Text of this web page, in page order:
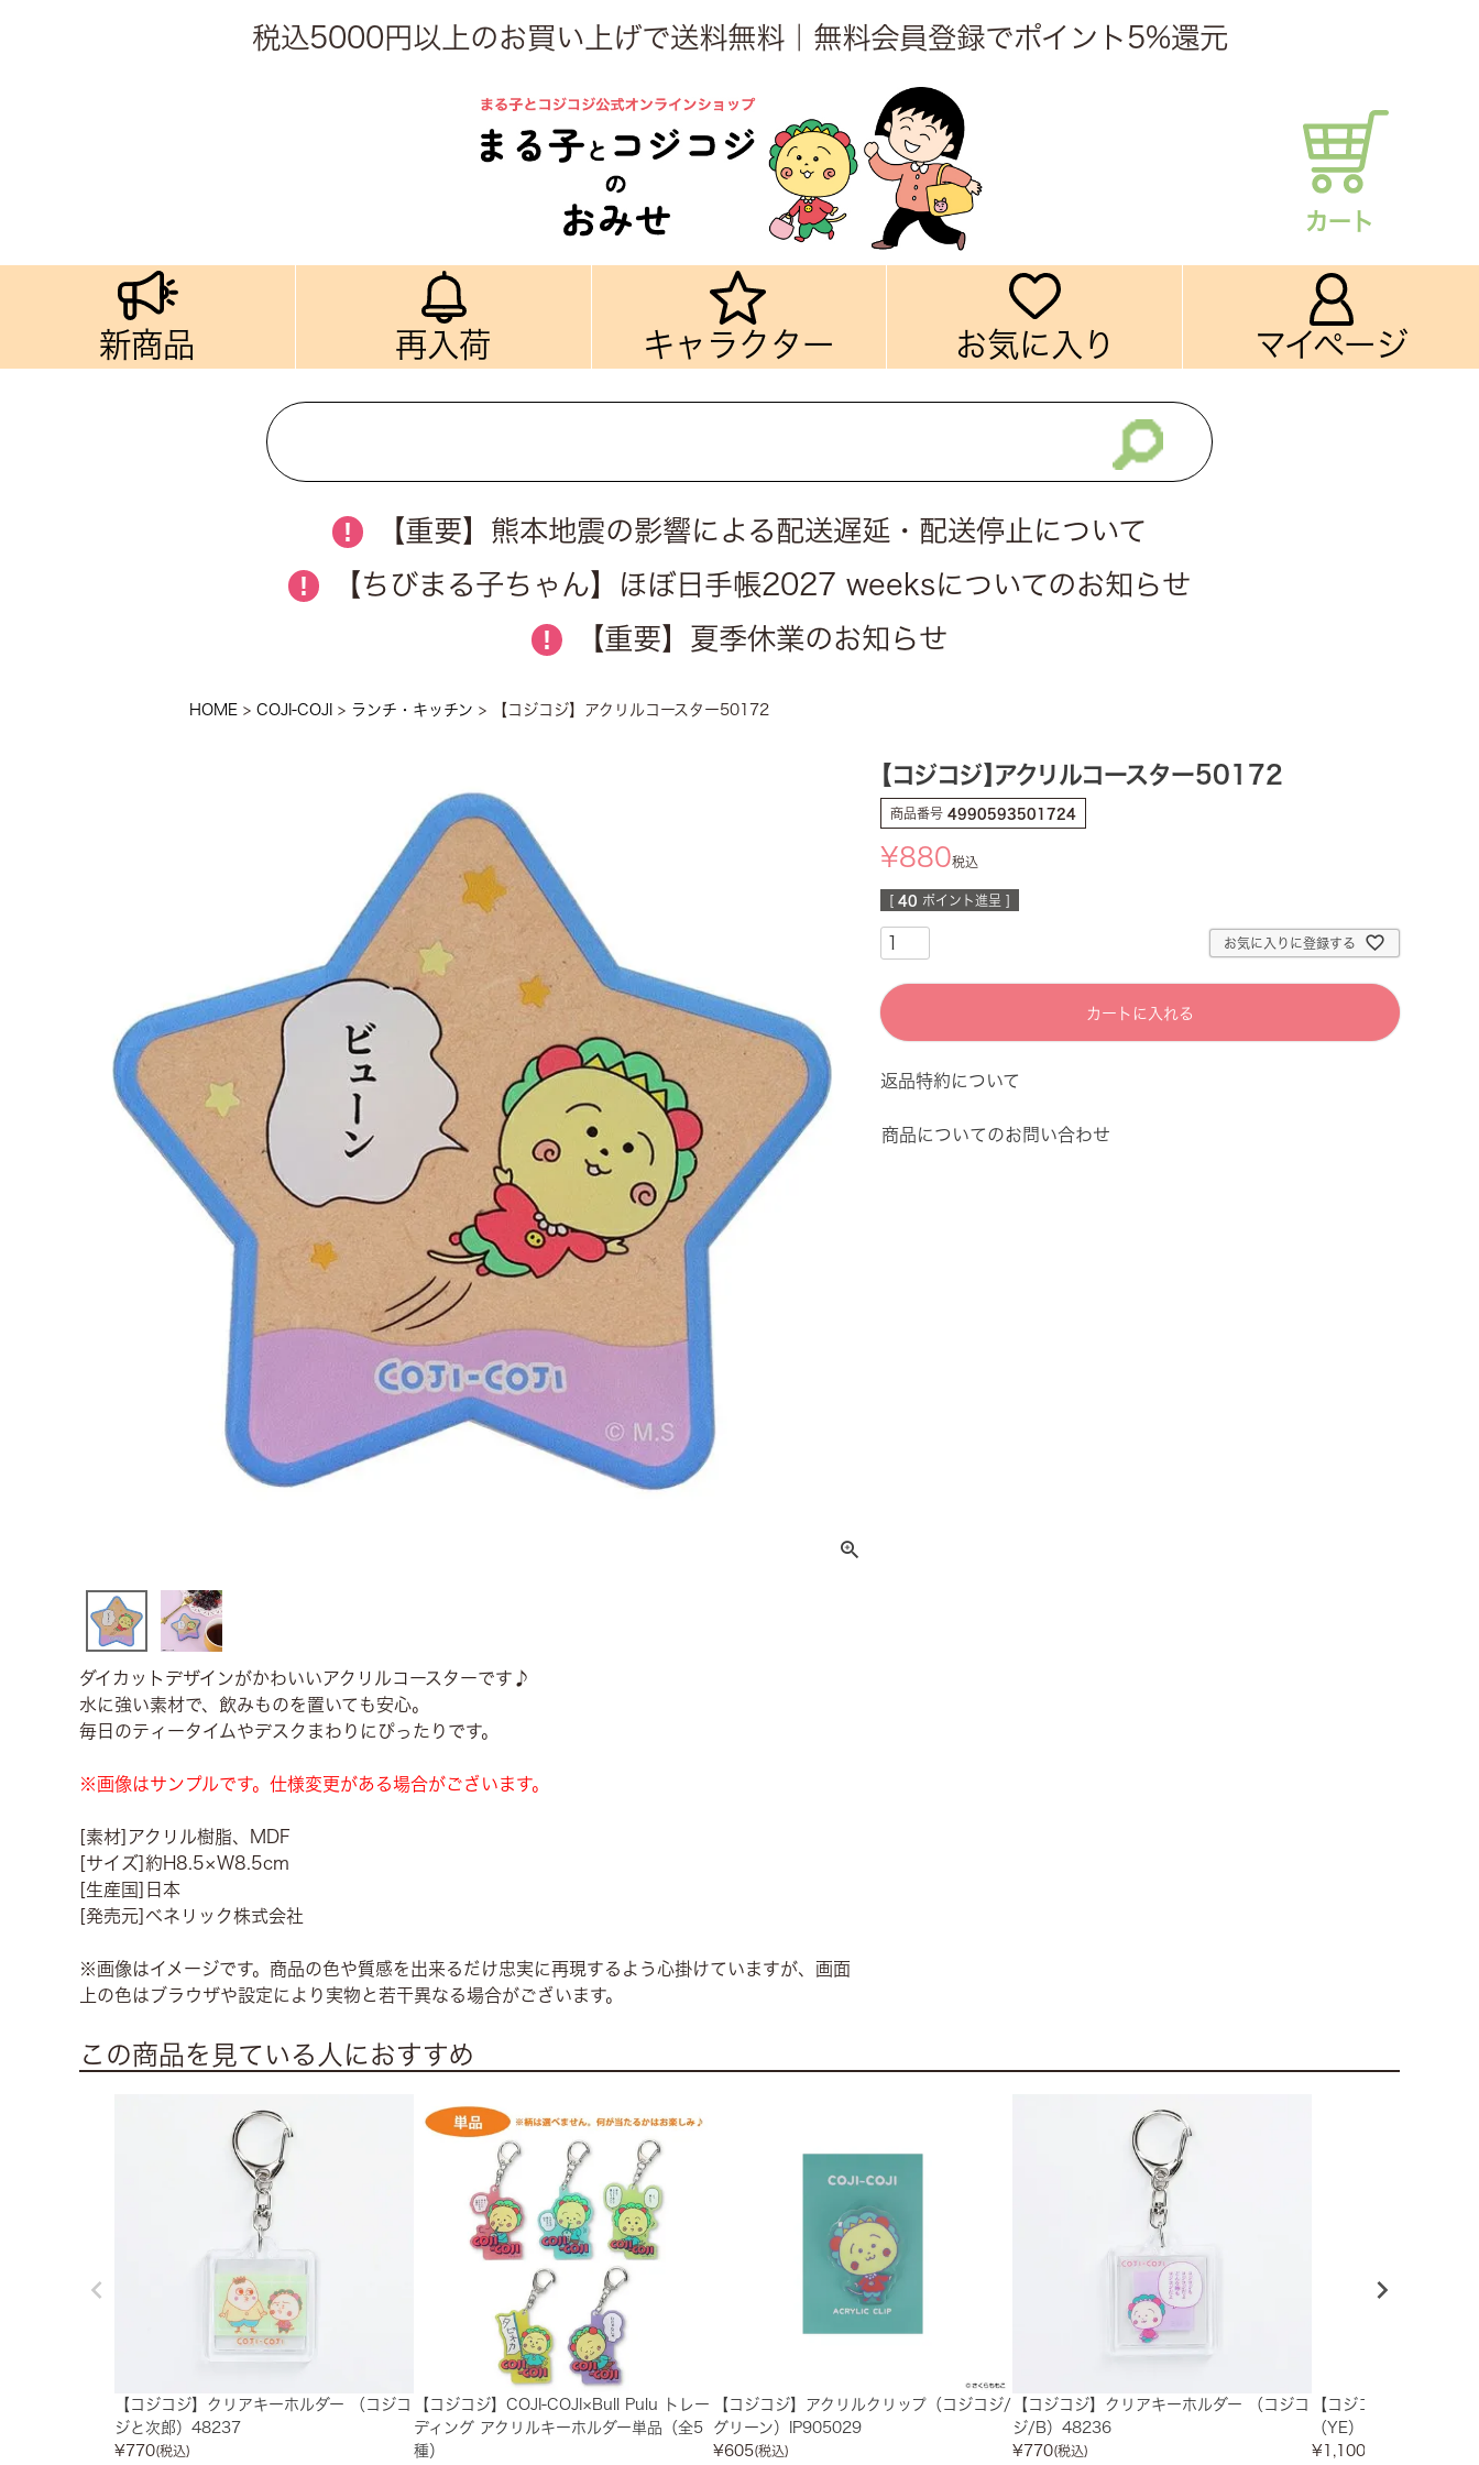
税込5000円以上のお買い上げで送料無料｜無料会員登録でポイント5%還元
カート
新商品 再入荷 キャラクター お気に入り マイページ
! 【重要】熊本地震の影響による配送遅延・配送停止について
! 【ちびまる子ちゃん】ほぼ日手帳2027 weeksについてのお知らせ
! 【重要】夏季休業のお知らせ
HOME COJI-COJI ランチ・キッチン 【コジコジ】アクリルコースター50172
ダイカットデザインがかわいいアクリルコースターです♪
水に強い素材で、飲みものを置いても安心。
毎日のティータイムやデスクまわりにぴったりです。
※画像はサンプルです。仕様変更がある場合がございます。
[素材]アクリル樹脂、MDF
[サイズ]約H8.5×W8.5cm
[生産国]日本
[発売元]ベネリック株式会社
※画像はイメージです。商品の色や質感を出来るだけ忠実に再現するよう心掛けていますが、画面
上の色はブラウザや設定により実物と若干異なる場合がございます。
【コジコジ】アクリルコースター50172
商品番号 4990593501724
¥880税込
[ 40 ポイント進呈 ]
お気に入りに登録する
カートに入れる
返品特約について
商品についてのお問い合わせ
この商品を見ている人におすすめ
【コジコジ】クリアキーホルダー （コジコ
ジと次郎）48237
¥770(税込)
【コジコジ】COJI-COJI×Bull Pulu トレー
ディング アクリルキーホルダー単品（全5
種）
【コジコジ】アクリルクリップ（コジコジ/
グリーン）IP905029
¥605(税込)
【コジコジ】クリアキーホルダー （コジコ
ジ/B）48236
¥770(税込)
【コジコジ】アクリル
（YE）
¥1,100